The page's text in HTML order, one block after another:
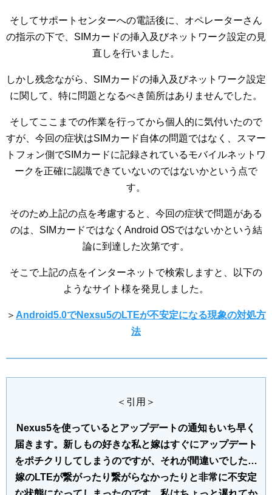
そしてサポートセンターへの電話後に、オペレーターさん
の指示の下で、SIMカードの挿入及びネットワーク設定の見
直しを行いました。
しかし残念ながら、SIMカードの挿入及びネットワーク設定
に関して、特に問題となるべき箇所はありませんでした。
そしてここまでの作業を行ってから個人的に気付いたので
すが、今回の症状はSIMカード自体の問題ではなく、スマー
トフォン側でSIMカードに記録されているモバイルネットワ
ークを正確に認識できていないのではないかという点で
す。
そのため上記の点を考慮すると、今回の症状で問題がある
のは、SIMカードではなくAndroid OSではないかという結
論に到達した次第です。
そこで上記の点をインターネットで検索しますと、以下の
ようなサイト様を発見しました。
＞ Android5.0でNexsu5のLTEが不安定になる現象の対処方
法
＜引用＞
Nexus5を使っているとアップデートの通知もいち早く
届きます。新しもの好きな私と嫁はすぐにアップデート
をポチクリしてしまうのですが、それが間違いでした…
嫁のLTEが繋がったり繋がらなかったりと非常に不安定